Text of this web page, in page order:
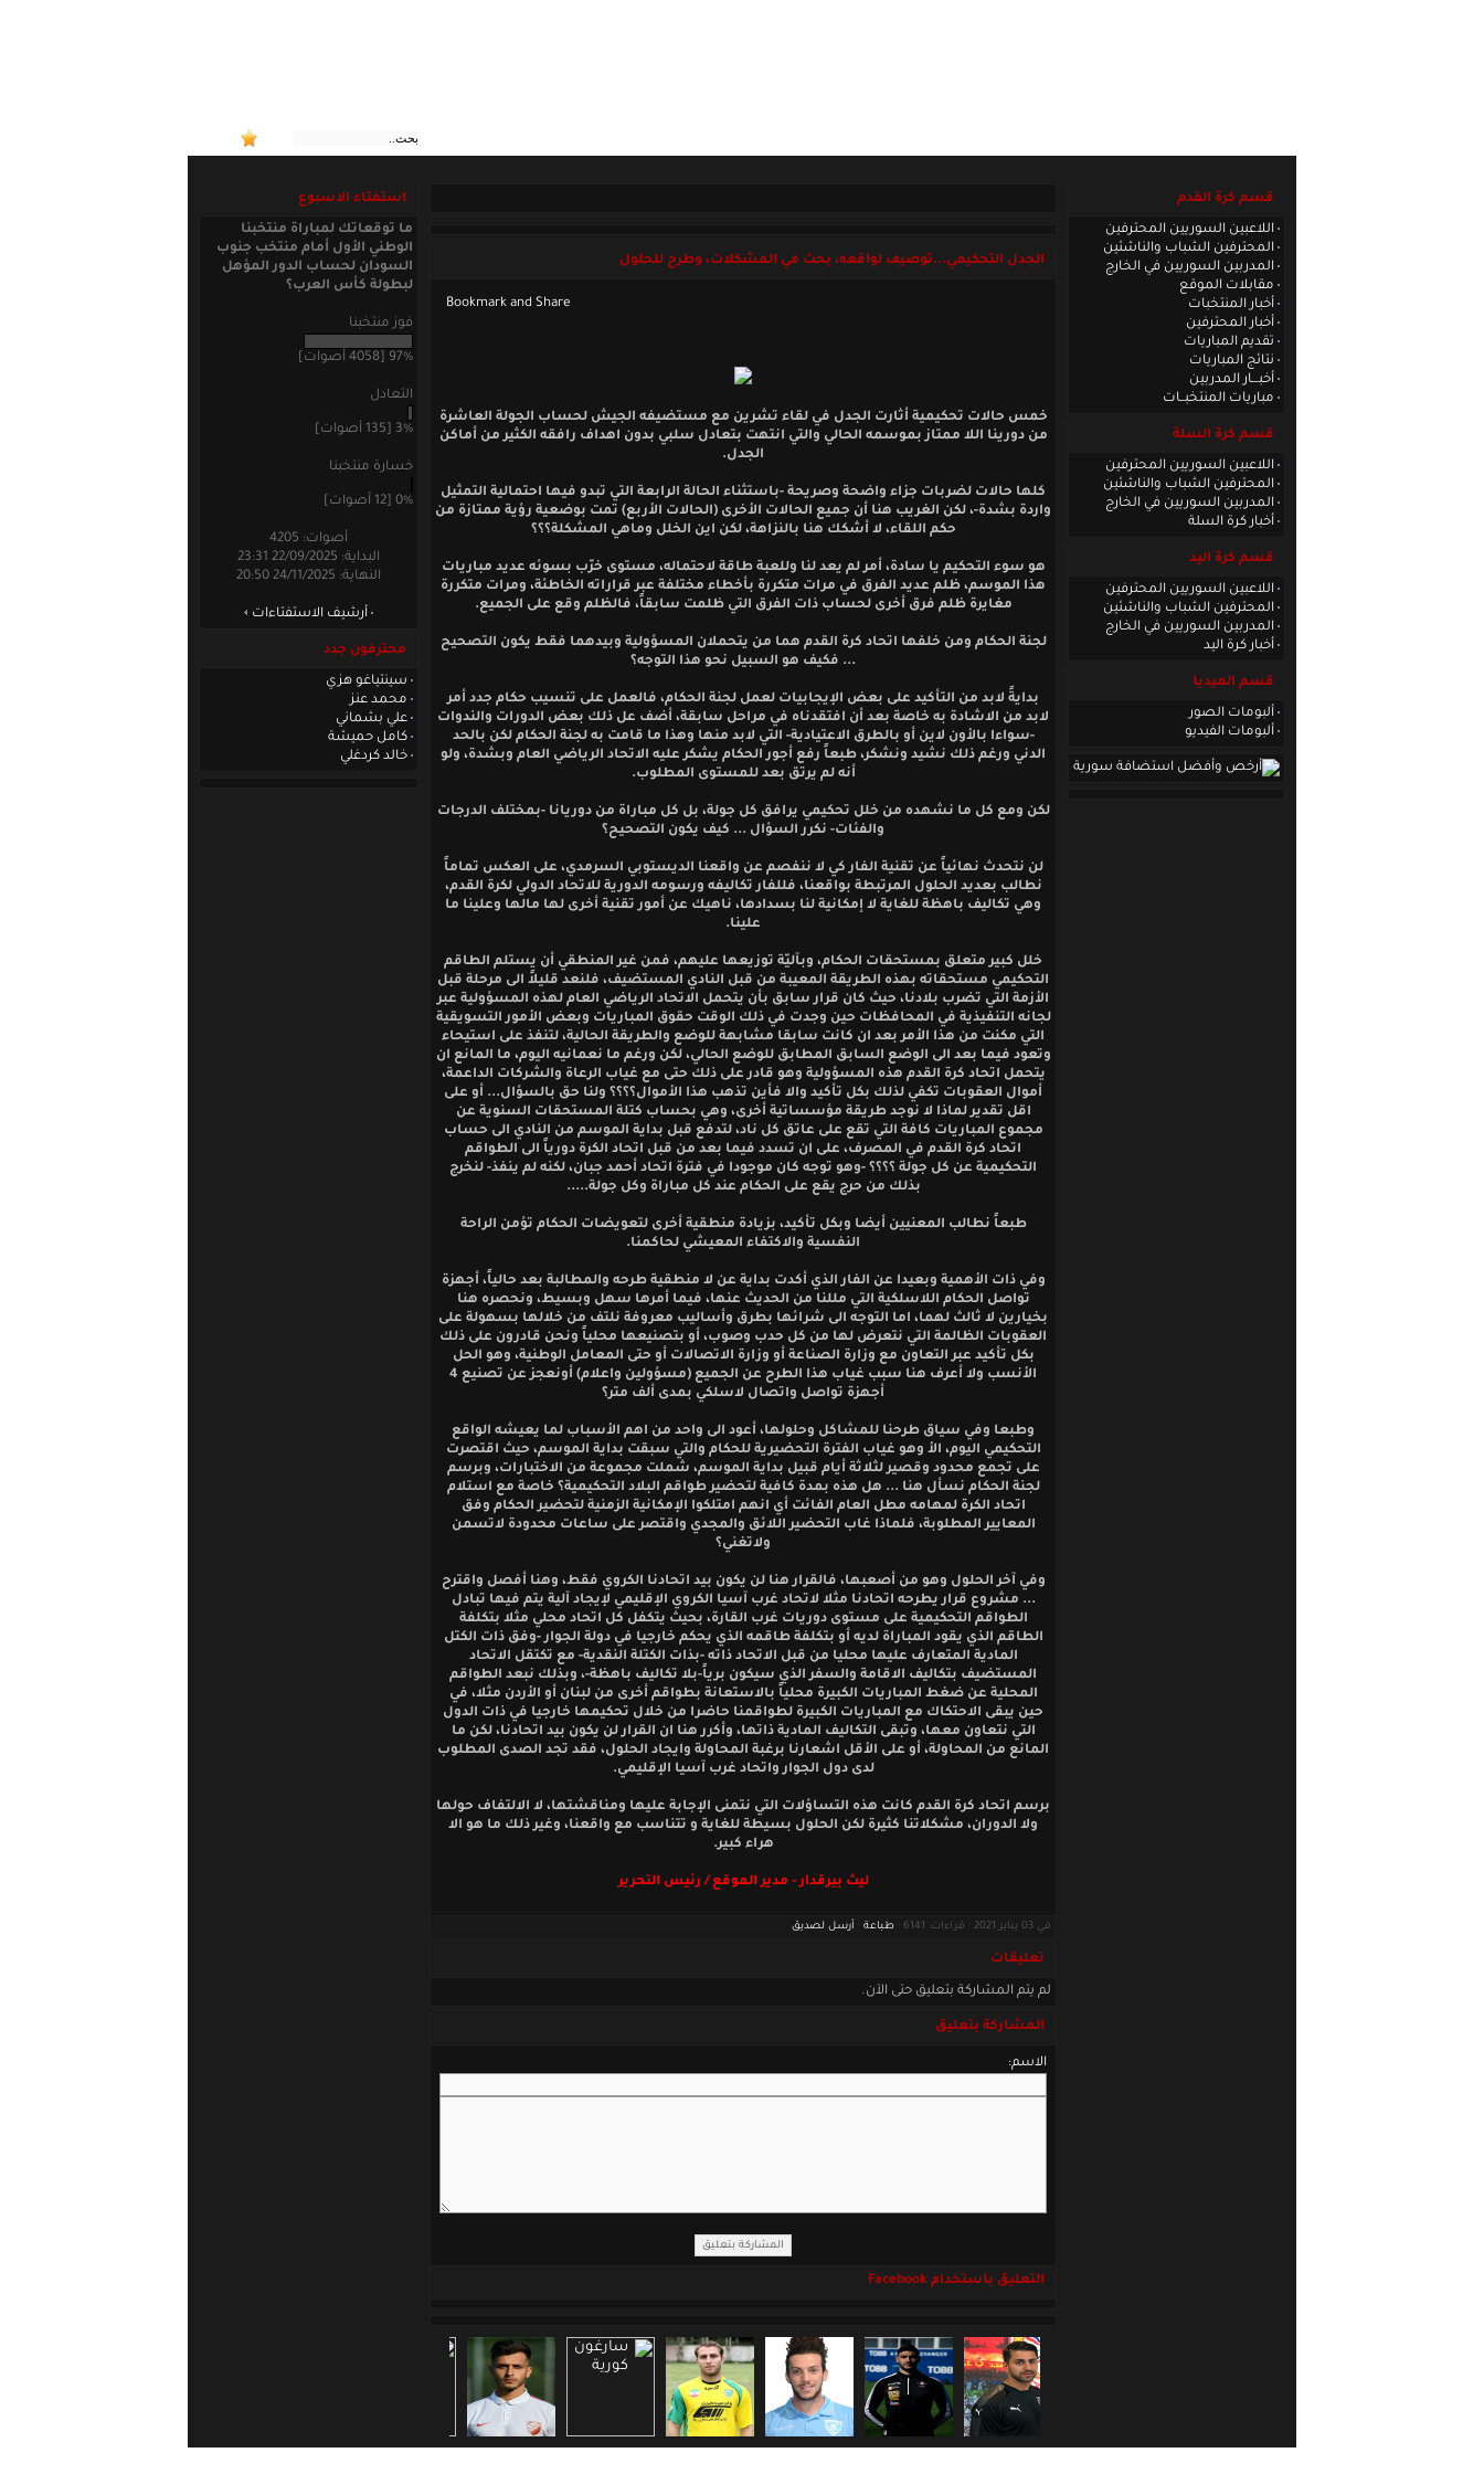
قسم كرة القدم
اللاعبين السوريين المحترفين
المحترفين الشباب والناشئين
المدربين السوريين في الخارج
مقابلات الموقع
أخبار المنتخبات
أخبار المحترفين
تقديم المباريات
نتائج المباريات
أخبـــار المدربين
مباريات المنتخبــات
قسم كرة السلة
اللاعبين السوريين المحترفين
المحترفين الشباب والناشئين
المدربين السوريين في الخارج
أخبار كرة السلة
قسم كرة اليد
اللاعبين السوريين المحترفين
المحترفين الشباب والناشئين
المدربين السوريين في الخارج
أخبار كرة اليد
قسم الميديا
ألبومات الصور
ألبومات الفيديو
الجدل التحكيمي...توصيف لواقعه، بحث في المشكلات، وطرح للحلول
خمس حالات تحكيمية أثارت الجدل في لقاء تشرين مع مستضيفه الجيش لحساب الجولة العاشرة
من دورينا اللا ممتاز بموسمه الحالي والتي انتهت بتعادل سلبي بدون اهداف رافقه الكثير من أماكن
الجدل.
كلها حالات لضربات جزاء واضحة وصريحة -باستثناء الحالة الرابعة التي تبدو فيها احتمالية التمثيل
واردة بشدة-، لكن الغريب هنا أن جميع الحالات الأخرى (الحالات الأربع) تمت بوضعية رؤية ممتازة من
حكم اللقاء، لا أشكك هنا بالنزاهة، لكن اين الخلل وماهي المشكلة؟؟؟
هو سوء التحكيم يا سادة، أمر لم يعد لنا وللعبة طاقة لاحتماله، مستوى خرّب بسوئه عديد مباريات
هذا الموسم، ظلم عديد الفرق في مرات متكررة بأخطاء مختلفة عبر قراراته الخاطئة، ومرات متكررة
مغايرة ظلم فرق أخرى لحساب ذات الفرق التي ظلمت سابقاً، فالظلم وقع على الجميع.
لجنة الحكام ومن خلفها اتحاد كرة القدم هما من يتحملان المسؤولية وبيدهما فقط يكون التصحيح
... فكيف هو السبيل نحو هذا التوجه؟
بدايةً لابد من التأكيد على بعض الإيجابيات لعمل لجنة الحكام، فالعمل على تنسيب حكام جدد أمر
لابد من الاشادة به خاصة بعد أن افتقدناه في مراحل سابقة، أضف عل ذلك بعض الدورات والندوات
-سواءا بالأون لاين أو بالطرق الاعتيادية- التي لابد منها وهذا ما قامت به لجنة الحكام لكن بالحد
الدني ورغم ذلك نشيد ونشكر، طبعاً رفع أجور الحكام يشكر عليه الاتحاد الرياضي العام وبشدة، ولو
أنه لم يرتق بعد للمستوى المطلوب.
لكن ومع كل ما نشهده من خلل تحكيمي يرافق كل جولة، بل كل مباراة من دوريانا -بمختلف الدرجات
والفئات- نكرر السؤال ... كيف يكون التصحيح؟
لن نتحدث نهائياً عن تقنية الفار كي لا ننفصم عن واقعنا الديستوبي السرمدي، على العكس تماماً
نطالب بعديد الحلول المرتبطة بواقعنا، فللفار تكاليفه ورسومه الدورية للاتحاد الدولي لكرة القدم،
وهي تكاليف باهظة للغاية لا إمكانية لنا بسدادها، ناهيك عن أمور تقنية أخرى لها مالها وعلينا ما
علينا.
خلل كبير متعلق بمستحقات الحكام، وبآليّة توزيعها عليهم، فمن غير المنطقي أن يستلم الطاقم
التحكيمي مستحقاته بهذه الطريقة المعيبة من قبل النادي المستضيف، فلنعد قليلاً الى مرحلة قبل
الأزمة التي تضرب بلادنا، حيث كان قرار سابق بأن يتحمل الاتحاد الرياضي العام لهذه المسؤولية عبر
لجانه التنفيذية في المحافظات حين وجدت في ذلك الوقت حقوق المباريات وبعض الأمور التسويقية
التي مكنت من هذا الأمر بعد ان كانت سابقا مشابهة للوضع والطريقة الحالية، لتنفذ على استيحاء
وتعود فيما بعد الى الوضع السابق المطابق للوضع الحالي، لكن ورغم ما نعمانيه اليوم، ما المانع ان
يتحمل اتحاد كرة القدم هذه المسؤولية وهو قادر على ذلك حتى مع غياب الرعاة والشركات الداعمة،
أموال العقوبات تكفي لذلك بكل تأكيد والا فأين تذهب هذا الأموال؟؟؟؟ ولنا حق بالسؤال... أو على
اقل تقدير لماذا لا نوجد طريقة مؤسساتية أخرى، وهي بحساب كتلة المستحقات السنوية عن
مجموع المباريات كافة التي تقع على عاتق كل ناد، لتدفع قبل بداية الموسم من النادي الى حساب
اتحاد كرة القدم في المصرف، على ان تسدد فيما بعد من قبل اتحاد الكرة دورياً الى الطواقم
التحكيمية عن كل جولة ؟؟؟؟ -وهو توجه كان موجودا في فترة اتحاد أحمد جبان، لكنه لم ينفذ- لنخرج
بذلك من حرج يقع على الحكام عند كل مباراة وكل جولة.....
طبعاً نطالب المعنيين أيضا وبكل تأكيد، بزيادة منطقية أخرى لتعويضات الحكام تؤمن الراحة
النفسية والاكتفاء المعيشي لحاكمنا.
وفي ذات الأهمية وبعيدا عن الفار الذي أكدت بداية عن لا منطقية طرحه والمطالبة بعد حالياً، أجهزة
تواصل الحكام اللاسلكية التي مللنا من الحديث عنها، فيما أمرها سهل وبسيط، ونحصره هنا
بخيارين لا ثالث لهما، اما التوجه الى شرائها بطرق وأساليب معروفة نلتف من خلالها بسهولة على
العقوبات الظالمة التي نتعرض لها من كل حدب وصوب، أو بتصنيعها محلياً ونحن قادرون على ذلك
بكل تأكيد عبر التعاون مع وزارة الصناعة أو وزارة الاتصالات أو حتى المعامل الوطنية، وهو الحل
الأنسب ولا أعرف هنا سبب غياب هذا الطرح عن الجميع (مسؤولين واعلام) أونعجز عن تصنيع 4
أجهزة تواصل واتصال لاسلكي بمدى ألف متر؟
وطبعا وفي سياق طرحنا للمشاكل وحلولها، أعود الى واحد من اهم الأسباب لما يعيشه الواقع
التحكيمي اليوم، الأ وهو غياب الفترة التحضيرية للحكام والتي سبقت بداية الموسم، حيث اقتصرت
على تجمع محدود وقصير لثلاثة أيام قبيل بداية الموسم، شملت مجموعة من الاختبارات، وبرسم
لجنة الحكام نسأل هنا ... هل هذه بمدة كافية لتحضير طواقم البلاد التحكيمية؟ خاصة مع استلام
اتحاد الكرة لمهامه مطل العام الفائت أي انهم امتلكوا الإمكانية الزمنية لتحضير الحكام وفق
المعايير المطلوبة، فلماذا غاب التحضير اللائق والمجدي واقتصر على ساعات محدودة لاتسمن
ولاتغني؟
وفي آخر الحلول وهو من أصعبها، فالقرار هنا لن يكون بيد اتحادنا الكروي فقط، وهنا أفصل واقترح
... مشروع قرار يطرحه اتحادنا مثلا لاتحاد غرب آسيا الكروي الإقليمي لإيجاد آلية يتم فيها تبادل
الطواقم التحكيمية على مستوى دوريات غرب القارة، بحيث يتكفل كل اتحاد محلي مثلا بتكلفة
الطاقم الذي يقود المباراة لديه أو بتكلفة طاقمه الذي يحكم خارجيا في دولة الجوار -وفق ذات الكتل
المادية المتعارف عليها محليا من قبل الاتحاد ذاته -بذات الكتلة النقدية- مع تكتقل الاتحاد
المستضيف بتكاليف الاقامة والسفر الذي سيكون برياً-بلا تكاليف باهظة-، وبذلك نبعد الطواقم
المحلية عن ضغط المباريات الكبيرة محلياً بالاستعانة بطواقم أخرى من لبنان أو الأردن مثلا، في
حين يبقى الاحتكاك مع المباريات الكبيرة لطواقمنا حاضرا من خلال تحكيمها خارجيا في ذات الدول
التي نتعاون معها، وتبقى التكاليف المادية ذاتها، وأكرر هنا ان القرار لن يكون بيد اتحادنا، لكن ما
المانع من المحاولة، أو على الأقل اشعارنا برغبة المحاولة وايجاد الحلول، فقد تجد الصدى المطلوب
لدى دول الجوار واتحاد غرب آسيا الإقليمي.
برسم اتحاد كرة القدم كانت هذه التساؤلات التي نتمنى الإجابة عليها ومناقشتها، لا الالتفاف حولها
ولا الدوران، مشكلاتنا كثيرة لكن الحلول بسيطة للغاية و تتناسب مع واقعنا، وغير ذلك ما هو الا
هراء كبير.
ليث بيرقدار - مدير الموقع / رئيس التحرير
في 03 يناير 2021 · قراءات: 6141 · طباعة أرسل لصديق
تعليقات
لم يتم المشاركة بتعليق حتى الآن.
المشاركة بتعليق
الاسم:
التعليق باستخدام Facebook
استفتاء الاسبوع
ما توقعاتك لمباراة منتخبنا
الوطني الأول أمام منتخب جنوب
السودان لحساب الدور المؤهل
لبطولة كأس العرب؟
فوز منتخبنا
97% [4058 أصوات]
التعادل
3% [135 أصوات]
خسارة منتخبنا
0% [12 أصوات]
أصوات: 4205
البداية: 22/09/2025 23:31
النهاية: 24/11/2025 20:50
أرشيف الاستفتاءات
محترفون جدد
سينتياغو هزي
محمد عنز
علي بشماني
كامل حميشة
خالد كردغلي